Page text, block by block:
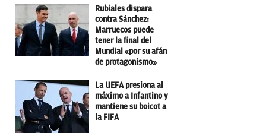
Rubiales dispara
contra Sánchez:
Marruecos puede
tener la final del
Mundial «por su afán
de protagonismo»
La UEFA presiona al
máximo a Infantino y
mantiene su boicot a
la FIFA